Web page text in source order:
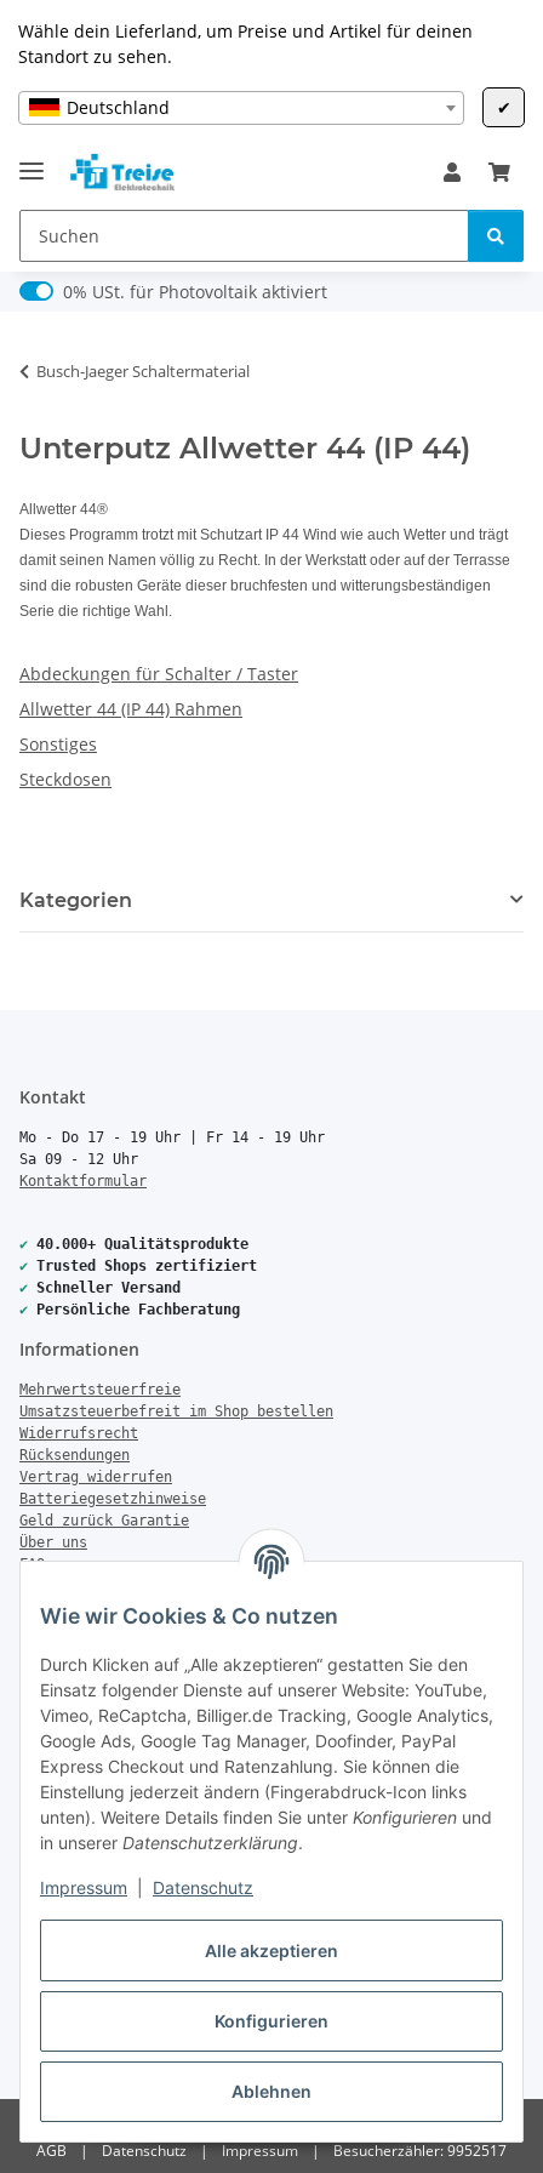
Alle akzeptieren
Konfigurieren
Ablehnen
Wie wir Cookies & Co nutzen
Durch Klicken auf „Alle akzeptieren“ gestatten Sie den
Einsatz folgender Dienste auf unserer Website: YouTube,
Vimeo, ReCaptcha, Billiger.de Tracking, Google Analytics,
Google Ads, Google Tag Manager, Doofinder, PayPal
Express Checkout und Ratenzahlung. Sie können die
Einstellung jederzeit ändern (Fingerabdruck-Icon links
unten). Weitere Details finden Sie unter Konfigurieren und
in unserer Datenschutzerklärung.
Impressum Datenschutz
Wähle dein Lieferland, um Preise und Artikel für deinen
Standort zu sehen.
Deutschland ✔
0% USt. für Photovoltaik (§ 12 Abs. 3 UStG)
0% USt. für Photovoltaik aktiviert
Busch-Jaeger Schaltermaterial
Unterputz Allwetter 44 (IP 44)
Allwetter 44®
Dieses Programm trotzt mit Schutzart IP 44 Wind wie auch Wetter und trägt
damit seinen Namen völlig zu Recht. In der Werkstatt oder auf der Terrasse
sind die robusten Geräte dieser bruchfesten und witterungsbeständigen
Serie die richtige Wahl.
Abdeckungen für Schalter / Taster
Allwetter 44 (IP 44) Rahmen
Sonstiges
Steckdosen
Kategorien
Kontakt
Mo - Do 17 - 19 Uhr | Fr 14 - 19 Uhr
Sa 09 - 12 Uhr
Kontaktformular
✔ 40.000+ Qualitätsprodukte
✔ Trusted Shops zertifiziert
✔ Schneller Versand
✔ Persönliche Fachberatung
Informationen
Mehrwertsteuerfreie
Umsatzsteuerbefreit im Shop bestellen
Widerrufsrecht
Rücksendungen
Vertrag widerrufen
Batteriegesetzhinweise
Geld zurück Garantie
Über uns
FAQ
Zahlung & Versand
Versandinformationen
Sonstiges
* Alle Preise inkl. gesetzlicher USt., zzgl.Versand
© Copyright 2026 Treise Elektrotechnik – Alle Rechte vorbehalten
|
AGB
| Datenschutz | Impressum | Besucherzähler: 9952517